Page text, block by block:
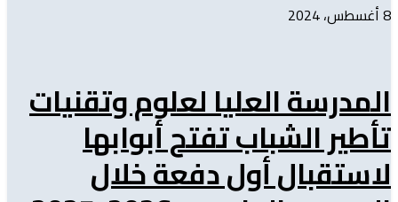
8 أغسطس، 2024
المدرسة العليا لعلوم وتقنيات
تأطير الشباب تفتح أبوابها
لاستقبال أول دفعة خلال